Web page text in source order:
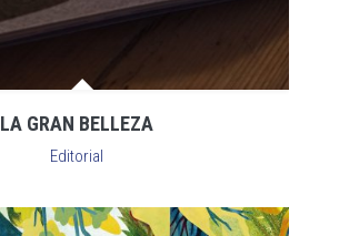
LA GRAN BELLEZA
Editorial